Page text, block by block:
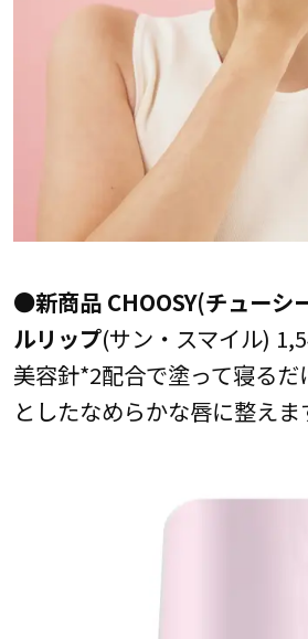
●新商品 CHOOSY(チューシ
ルリップ(サン・スマイル)
美容針*2配合で塗って寝るだ
としたなめらかな唇に整えま